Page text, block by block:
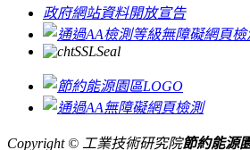
政府網站資料開放宣告
Copyright © 工業技術研究院節約能源